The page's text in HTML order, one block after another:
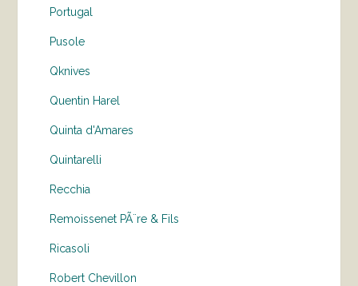
Portugal
Pusole
Qknives
Quentin Harel
Quinta d'Amares
Quintarelli
Recchia
Remoissenet PÃ¨re & Fils
Ricasoli
Robert Chevillon